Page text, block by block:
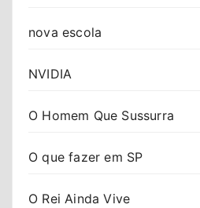
nova escola
NVIDIA
O Homem Que Sussurra
O que fazer em SP
O Rei Ainda Vive